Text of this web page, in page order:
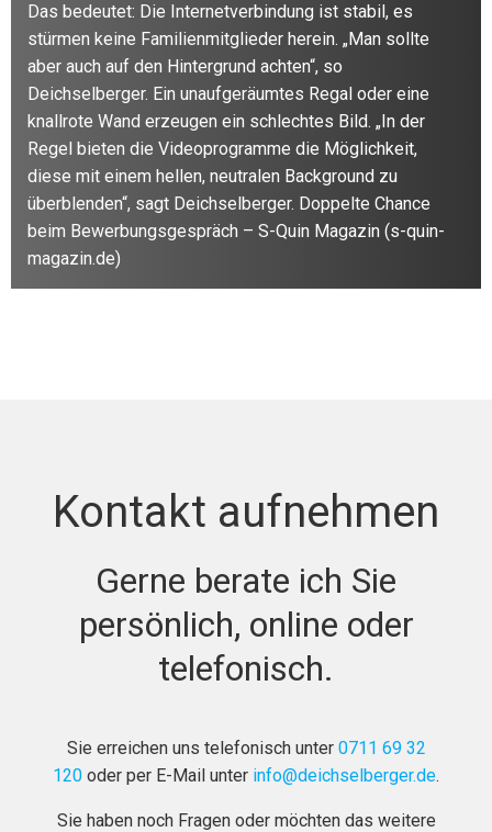
Das bedeutet: Die Internetverbindung ist stabil, es
stürmen keine Familienmitglieder herein. „Man sollte
aber auch auf den Hintergrund achten“, so
Deichselberger. Ein unaufgeräumtes Regal oder eine
knallrote Wand erzeugen ein schlechtes Bild. „In der
Regel bieten die Videoprogramme die Möglichkeit,
diese mit einem hellen, neutralen Background zu
überblenden“, sagt Deichselberger. Doppelte Chance
beim Bewerbungsgespräch – S-Quin Magazin (s-quin-
magazin.de)
Kontakt aufnehmen
Gerne berate ich Sie
persönlich, online oder
telefonisch.
Sie erreichen uns telefonisch unter 0711 69 32
120 oder per E-Mail unter info@deichselberger.de.
Sie haben noch Fragen oder möchten das weitere